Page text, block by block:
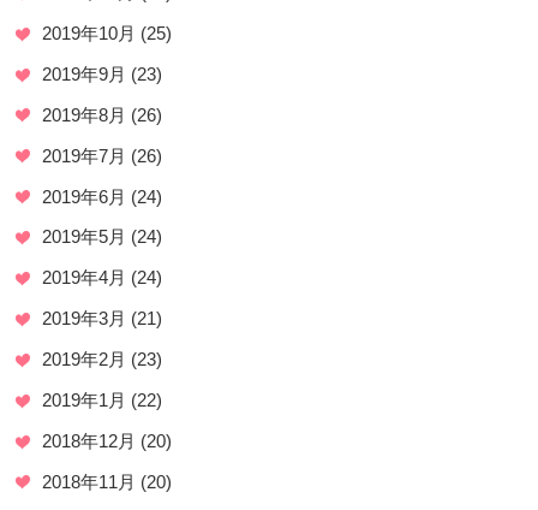
2019年10月 (25)
2019年9月 (23)
2019年8月 (26)
2019年7月 (26)
2019年6月 (24)
2019年5月 (24)
2019年4月 (24)
2019年3月 (21)
2019年2月 (23)
2019年1月 (22)
2018年12月 (20)
2018年11月 (20)